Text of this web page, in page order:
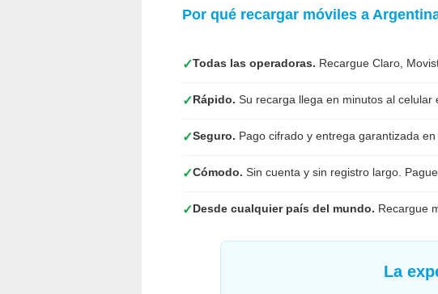
Por qué recargar móviles a
✓Todas las operadoras. Recargue Claro,
✓Rápido. Su recarga llega en minutos al celular
✓Seguro. Pago cifrado y entrega garantizada
✓Cómodo. Sin cuenta y sin registro largo.
✓Desde cualquier país del mundo. Recargue
La